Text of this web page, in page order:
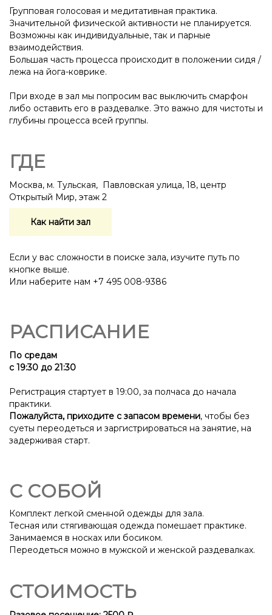
Групповая голосовая и медитативная практика.
Значительной физической активности не планируется.
Возможны как индивидуальные, так и парные
взаимодействия.
Большая часть процесса происходит в положении сидя /
лежа на йога-коврике.
При входе в зал мы попросим вас выключить смарфон
либо оставить его в раздевалке. Это важно для чистоты и
глубины процесса всей группы.
ГДЕ
Москва, м. Тульская, Павловская улица, 18, центр
Открытый Мир, этаж 2
Как найти зал
Если у вас сложности в поиске зала, изучите путь по
кнопке выше.
Или наберите нам +7 495 008-9386
РАСПИСАНИЕ
По средам
с 19:30 до 21:30
Регистрация стартует в 19:00, за полчаса до начала
практики.
Пожалуйста, приходите с запасом времени, чтобы без
суеты переодеться и заргистрироваться на занятие, на
задерживая старт.
С СОБОЙ
Комплект легкой сменной одежды для зала.
Тесная или стягивающая одежда помешает практике.
Занимаемся в носках или босиком.
Переодеться можно в мужской и женской раздевалках.
СТОИМОСТЬ